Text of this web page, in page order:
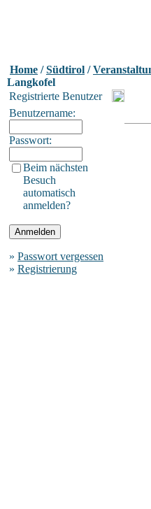
Home /Südtirol /
Langkofel
Registrierte Benutzer
Benutzername:
Passwort:
Beim nächsten
Besuch
automatisch
anmelden?
» Passwort vergessen
» Registrierung